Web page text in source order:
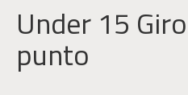
Under 15
punto